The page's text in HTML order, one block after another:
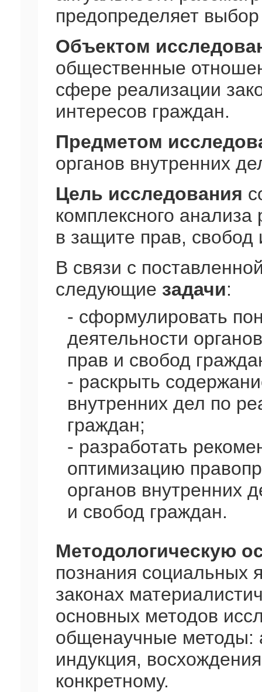
предопределяет
Объектом
общественные
сфере реализации
интересов граждан.
Предметом
органов внутренних
Цель исследования
комплексного
в защите прав, свобод
В связи с
следующие задачи:
- сформулировать
деятельности
прав и свобод
- раскрыть
внутренних дел по
граждан;
- разработать
оптимизацию
органов внутренних
и свобод граждан.
Методологическую
познания социальных
законах
основных методов
общенаучные методы:
индукция,
конкретному.